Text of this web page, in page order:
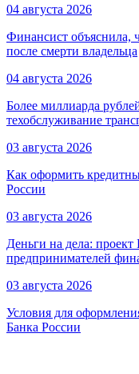
04 августа 2026
Финансист объяснила,
после смерти владельца
04 августа 2026
Более миллиарда
техобслуживание
03 августа 2026
Как оформить
России
03 августа 2026
Деньги на дела: проект
предпринимателей
03 августа 2026
Условия для
Банка России